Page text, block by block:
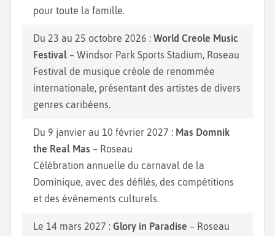
pour toute la famille.
Du 23 au 25 octobre 2026 : World Creole Music
Festival – Windsor Park Sports Stadium, Roseau
Festival de musique créole de renommée
internationale, présentant des artistes de divers
genres caribéens.
Du 9 janvier au 10 février 2027 : Mas Domnik
the Real Mas – Roseau
Célébration annuelle du carnaval de la
Dominique, avec des défilés, des compétitions
et des événements culturels.
Le 14 mars 2027 : Glory in Paradise – Roseau